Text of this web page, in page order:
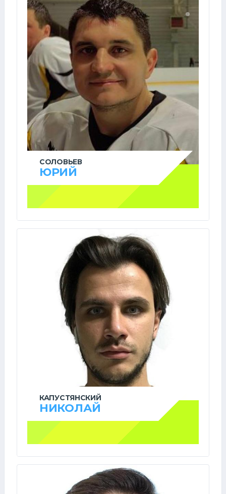
СОЛОВЬЕВ
ЮРИЙ
КАПУСТЯНСКИЙ
НИКОЛАЙ